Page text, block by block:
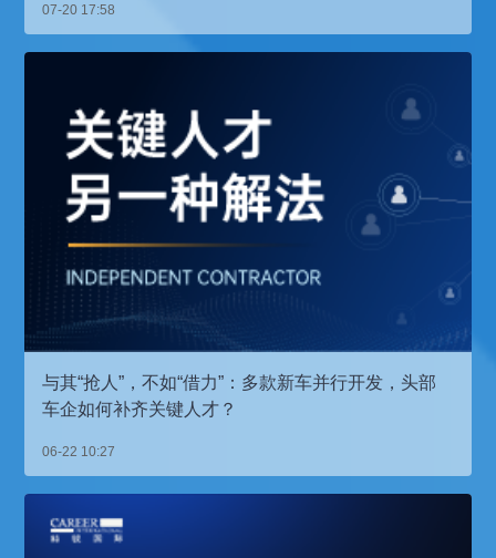
07-20 17:58
与其“抢人”，不如“借力”：多款新车并行开发，头部
车企如何补齐关键人才？
06-22 10:27